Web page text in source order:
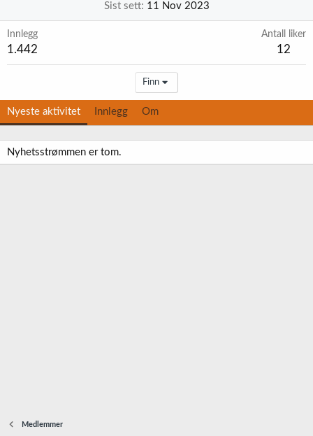
Sist sett
11 Nov 2023
Innlegg
1.442
Antall liker
12
Finn
Nyeste aktivitet Innlegg Om
Nyhetsstrømmen er tom.
Medlemmer